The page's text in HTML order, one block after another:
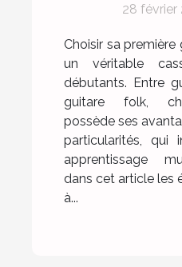
28 février
Choisir sa
un véritable
débutants. Entre
guitare folk,
possède ses
particularités, qui
apprentissage
dans cet article les
à...